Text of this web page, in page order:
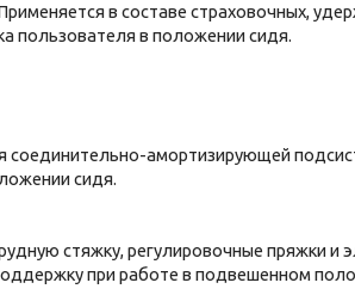
в составе страховочных,
пользователя в положении сидя.
амортизирующей
сидя.
стяжку, регулировочные пряжки и
при работе в подвешенном